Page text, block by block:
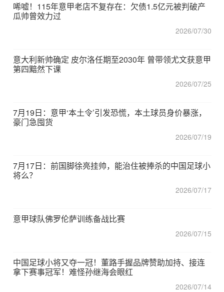
唏嘘！115年意甲老店不复存在：欠债1.5亿元被判破产
瓜帅曾效力过
2026/07/30
意大利新帅确定 皮尔洛任期至2030年 曾带领尤文获意甲
第四黯然下课
2026/07/25
7月19日：意甲‘本土令’引发恐慌，本土球员身价暴涨，
豪门急囤货
2026/07/19
7月17日：前国脚徐亮挂帅，能治住被捧杀的中国足球小
将么？
2026/07/17
意甲球队佛罗伦萨训练备战比赛
2026/07/15
中国足球小将又夺一冠！董路手握品牌赞助加持、接连
拿下赛事冠军！难怪孙继海会眼红
2026/07/14